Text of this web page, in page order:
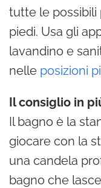
tutte le possibili
piedi. Usa gli
lavandino e
nelle posizioni
Il consiglio in
Il bagno è la
giocare con la
una candela
bagno che